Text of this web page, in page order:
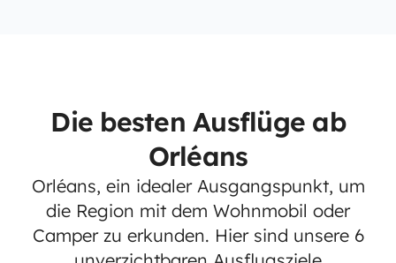
Die besten Ausflüge ab
Orléans
Orléans, ein idealer Ausgangspunkt, um
die Region mit dem Wohnmobil oder
Camper zu erkunden. Hier sind unsere 6